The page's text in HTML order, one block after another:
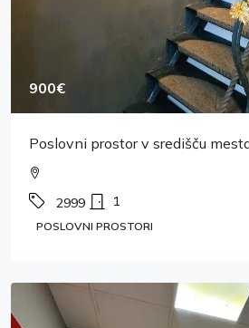
900€
Poslovni prostor v središču
2999 1
POSLOVNI PROSTORI